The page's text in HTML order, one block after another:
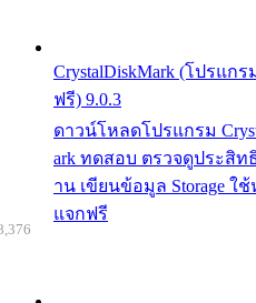
CrystalDiskMark (โปรแกร
ฟรี) 9.0.3
ดาวน์โหลดโปรแกรม
ark ทดสอบ ตรวจดูประสิท
าน เขียนข้อมูล Storage ใ
แจกฟรี